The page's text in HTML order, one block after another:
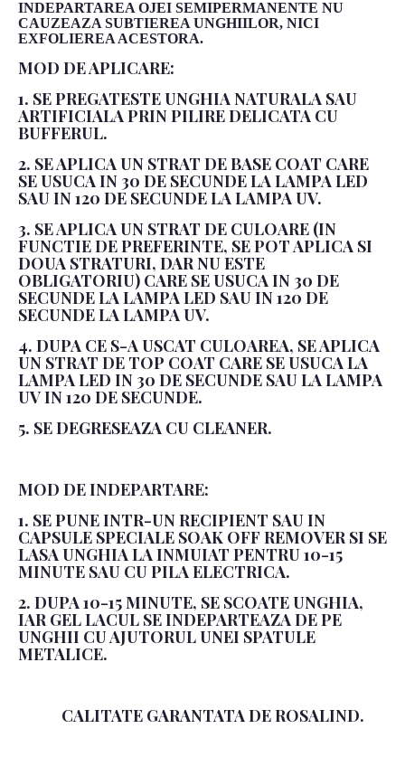
INDEPARTAREA OJEI SEMIPERMANENTE NU
CAUZEAZA SUBTIEREA UNGHIILOR, NICI
EXFOLIEREA ACESTORA.
MOD DE APLICARE:
1. SE PREGATESTE UNGHIA NATURALA SAU
ARTIFICIALA PRIN PILIRE DELICATA CU
BUFFERUL.
2. SE APLICA UN STRAT DE BASE COAT CARE
SE USUCA IN 30 DE SECUNDE LA LAMPA LED
SAU IN 120 DE SECUNDE LA LAMPA UV.
3. SE APLICA UN STRAT DE CULOARE (IN
FUNCTIE DE PREFERINTE, SE POT APLICA SI
DOUA STRATURI, DAR NU ESTE
OBLIGATORIU) CARE SE USUCA IN 30 DE
SECUNDE LA LAMPA LED SAU IN 120 DE
SECUNDE LA LAMPA UV.
4. DUPA CE S-A USCAT CULOAREA, SE APLICA
UN STRAT DE TOP COAT CARE SE USUCA LA
LAMPA LED IN 30 DE SECUNDE SAU LA LAMPA
UV IN 120 DE SECUNDE.
5. SE DEGRESEAZA CU CLEANER.
MOD DE INDEPARTARE:
1. SE PUNE INTR-UN RECIPIENT SAU IN
CAPSULE SPECIALE SOAK OFF REMOVER SI SE
LASA UNGHIA LA INMUIAT PENTRU 10-15
MINUTE SAU CU PILA ELECTRICA.
2. DUPA 10-15 MINUTE, SE SCOATE UNGHIA,
IAR GEL LACUL SE INDEPARTEAZA DE PE
UNGHII CU AJUTORUL UNEI SPATULE
METALICE.
CALITATE GARANTATA DE ROSALIND.